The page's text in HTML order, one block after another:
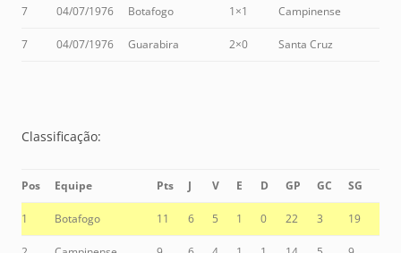
7 04/07/1976 Botafogo 1×1 Campinense
7 04/07/1976 Guarabira 2×0 Santa Cruz
Classificação:
Pos Equipe Pts J V E D GP GC SG
1 Botafogo 11 6 5 1 0 22 3 19